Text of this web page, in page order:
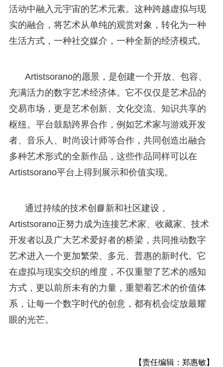
活动中融入元宇宙的艺术元素。这种跨越虚拟与现
实的融合，将艺术从单纯的观赏对象，转化为一种
生活方式，一种社交媒介，一种全新的经济模式。
Artistsorano的愿景，是创建一个开放、包容、
充满活力的数字艺术经济体。它不仅仅是艺术品的
交易市场，更是艺术创新、文化交流、知识共享的
枢纽。平台鼓励跨界合作，例如艺术家与游戏开发
者、音乐人、时尚设计师等合作，共同创造出融合
多种艺术形式的全新作品，这些作品同样可以在
Artistsorano平台上得到展示和价值实现。
通过持续的技术创📘新和社区建设，
Artistsorano正努力成为连接艺术家、收藏家、技术
开发者以及广大艺术爱好者的桥梁，共同推动数字
艺术进入一个更加繁荣、多元、普惠的新时代。它
在虚拟与现实交织的维度，不仅重塑了艺术的感知
方式，更以前所未有的力量，重塑着艺术的价值体
系，让每一个数字时代的创意，都有机会绽放最耀
眼的光芒。
【责任编辑：郑惠敏】